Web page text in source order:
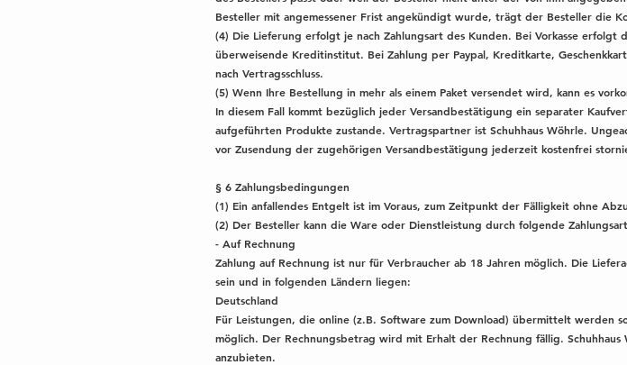
Besteller mit angemessener Frist angekündigt wurde, trägt der Besteller die
(4) Die Lieferung erfolgt je nach Zahlungsart des Kunden. Bei Vorkasse erfolgt
überweisende Kreditinstitut. Bei Zahlung per Paypal, Kreditkarte,
nach Vertragsschluss.
(5) Wenn Ihre Bestellung in mehr als einem Paket versendet wird, kann es
In diesem Fall kommt bezüglich jeder Versandbestätigung ein separater
aufgeführten Produkte zustande. Vertragspartner ist Schuhhaus Wöhrle.
vor Zusendung der zugehörigen Versandbestätigung jederzeit kostenfrei
§ 6 Zahlungsbedingungen
(1) Ein anfallendes Entgelt ist im Voraus, zum Zeitpunkt der Fälligkeit ohne
(2) Der Besteller kann die Ware oder Dienstleistung durch folgende
- Auf Rechnung
Zahlung auf Rechnung ist nur für Verbraucher ab 18 Jahren möglich. Die
sein und in folgenden Ländern liegen:
Deutschland
Für Leistungen, die online (z.B. Software zum Download) übermittelt werden
möglich. Der Rechnungsbetrag wird mit Erhalt der Rechnung fällig.
anzubieten.